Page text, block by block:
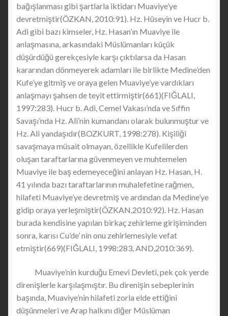
bağışlanması gibi şartlarla iktidarı Muaviye’ye
devretmiştir(ÖZKAN, 2010:91). Hz. Hüseyin ve Hucr b.
Adi gibi bazı kimseler, Hz. Hasan’ın Muaviye ile
anlaşmasına, arkasındaki Müslümanları küçük
düşürdüğü gerekçesiyle karşı çıktılarsa da Hasan
kararından dönmeyerek adamları ile birlikte Medine’den
Kufe’ye gitmiş ve oraya gelen Muaviye’ye vardıkları
anlaşmayı şahsen de teyit ettirmiştir(661)(FIĞLALI,
1997:283). Hucr b. Adi, Cemel Vakası’nda ve Sıffin
Savaşı’nda Hz. Ali’nin kumandanı olarak bulunmuştur ve
Hz. Ali yandaşıdır(BOZKURT, 1998:278). Kişiliği
savaşmaya müsait olmayan, özellikle Kufelilerden
oluşan taraftarlarına güvenmeyen ve muhtemelen
Muaviye ile baş edemeyeceğini anlayan Hz. Hasan, H.
41 yılında bazı taraftarlarının muhalefetine rağmen,
hilafeti Muaviye’ye devretmiş ve ardından da Medine’ye
gidip oraya yerleşmiştir(ÖZKAN,2010:92). Hz. Hasan
burada kendisine yapılan birkaç zehirleme girişiminden
sonra, karısı Cu’de’ nin onu zehirlemesiyle vefat
etmiştir(669)(FIĞLALI, 1998:283, AND,2010:369).
Muaviye’nin kurduğu Emevi Devleti, pek çok yerde
direnişlerle karşılaşmıştır. Bu direnişin sebeplerinin
başında, Muaviye’nin hilafeti zorla elde ettiğini
düşünmeleri ve Arap halkını diğer Müslüman